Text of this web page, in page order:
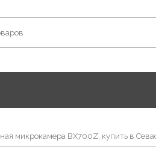
микрокамера BX700Z, купить в